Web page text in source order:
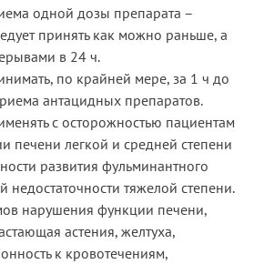
одной дозы препарата –
принять как можно раньше, а
в 24 ч.
по крайней мере, за 1 ч до
антацидных препаратов.
с осторожностью пациентам
печени легкой и средней степени
развития фульминантного
недостаточности тяжелой степени.
нарушения функции печени,
астения, желтуха,
к кровотечениям,